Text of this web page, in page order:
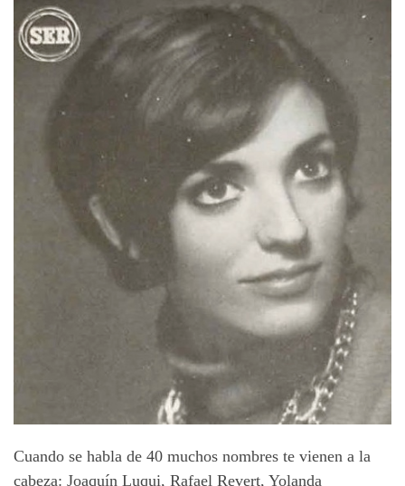
Cuando se habla de 40 muchos nombres te vienen a la
cabeza: Joaquín Luqui, Rafael Revert, Yolanda